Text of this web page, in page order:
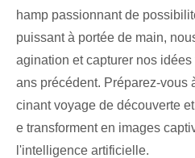
hamp passionnant de
puissant à portée de main,
agination et capturer nos
ans précédent. Préparez-vous
cinant voyage de découverte
e transforment en images
l'intelligence artificielle.